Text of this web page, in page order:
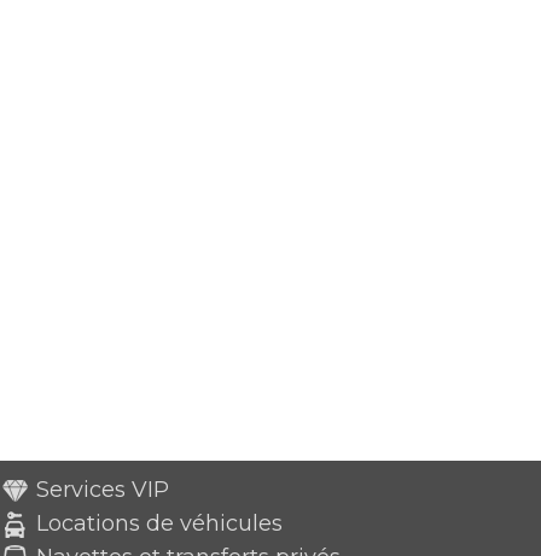
Services VIP
Locations de véhicules